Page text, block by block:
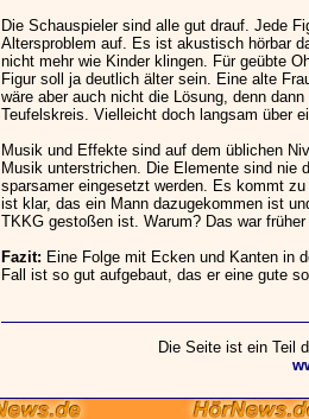
Die Schauspieler sind alle gut drauf. Jede
Altersproblem auf. Es ist akustisch hörbar
nicht mehr wie Kinder klingen. Für geübte
Figur soll ja deutlich älter sein. Eine alte
wäre aber auch nicht die Lösung, denn
Teufelskreis. Vielleicht doch langsam über
Musik und Effekte sind auf dem üblichen
Musik unterstrichen. Die Elemente sind nie
sparsamer eingesetzt werden. Es kommt
ist klar, das ein Mann dazugekommen ist
TKKG gestoßen ist. Warum? Das war
Fazit: Eine Folge mit Ecken und Kanten in
Fall ist so gut aufgebaut, das er eine gute
Die Seite ist ein Teil